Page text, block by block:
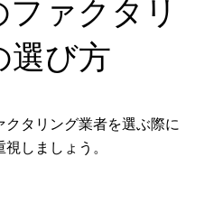
ァクタリ
選び方
タリング業者を選ぶ際に
しましょう。